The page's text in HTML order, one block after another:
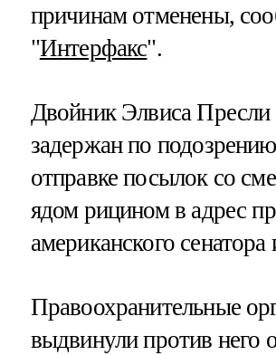
причинам отменены,
"Интерфакс".
Двойник Элвиса
задержан по
отправке посылок со
ядом рицином в адрес
американского сенатора
Правоохранительные
выдвинули против него